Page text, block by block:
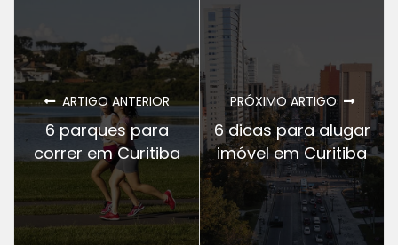
ARTIGO ANTERIOR
6 parques para
correr em Curitiba
PRÓXIMO ARTIGO
6 dicas para alugar
imóvel em Curitiba